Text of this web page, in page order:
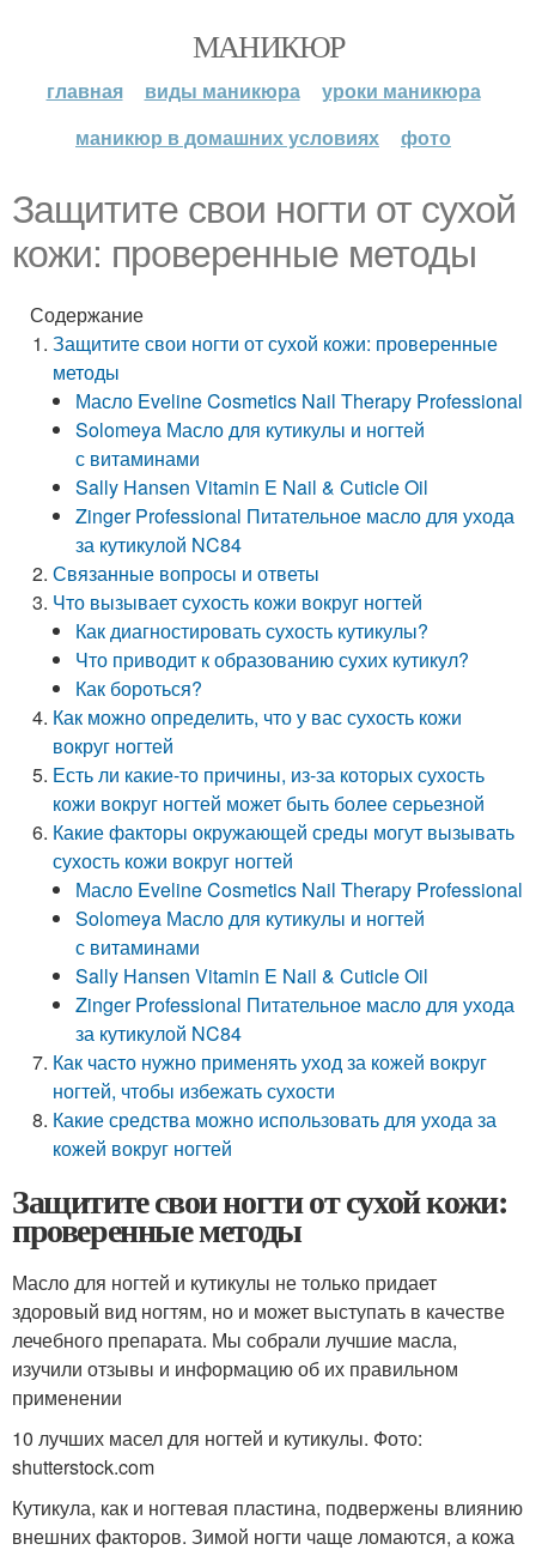
МАНИКЮР
главная виды маникюра
уроки маникюра
маникюр в домашних условиях
фото
Защитите свои ногти от сухой
кожи: проверенные методы
Содержание
Защитите свои ногти от сухой кожи: проверенные
методы
Масло Eveline Cosmetics Nail Therapy Professional
Solomeya Масло для кутикулы и ногтей
с витаминами
Sally Hansen Vitamin E Nail & Cuticle Oil
Zinger Professional Питательное масло для ухода
за кутикулой NC84
Связанные вопросы и ответы
Что вызывает сухость кожи вокруг ногтей
Как диагностировать сухость кутикулы?
Что приводит к образованию сухих кутикул?
Как бороться?
Как можно определить, что у вас сухость кожи
вокруг ногтей
Есть ли какие-то причины, из-за которых сухость
кожи вокруг ногтей может быть более серьезной
Какие факторы окружающей среды могут вызывать
сухость кожи вокруг ногтей
Масло Eveline Cosmetics Nail Therapy Professional
Solomeya Масло для кутикулы и ногтей
с витаминами
Sally Hansen Vitamin E Nail & Cuticle Oil
Zinger Professional Питательное масло для ухода
за кутикулой NC84
Как часто нужно применять уход за кожей вокруг
ногтей, чтобы избежать сухости
Какие средства можно использовать для ухода за
кожей вокруг ногтей
Защитите свои ногти от сухой кожи:
проверенные методы
Масло для ногтей и кутикулы не только придает
здоровый вид ногтям, но и может выступать в качестве
лечебного препарата. Мы собрали лучшие масла,
изучили отзывы и информацию об их правильном
применении
10 лучших масел для ногтей и кутикулы. Фото:
shutterstock.com
Кутикула, как и ногтевая пластина, подвержены влиянию
внешних факторов. Зимой ногти чаще ломаются, а кожа